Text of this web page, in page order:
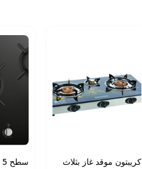
كريبتون موقد غاز بثلاث